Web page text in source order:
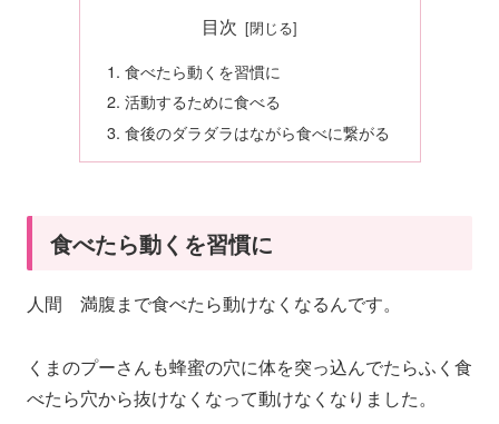
目次
食べたら動くを習慣に
活動するために食べる
食後のダラダラはながら食べに繋がる
食べたら動くを習慣に
人間 満腹まで食べたら動けなくなるんです。
くまのプーさんも蜂蜜の穴に体を突っ込んでたらふく食
べたら穴から抜けなくなって動けなくなりました。